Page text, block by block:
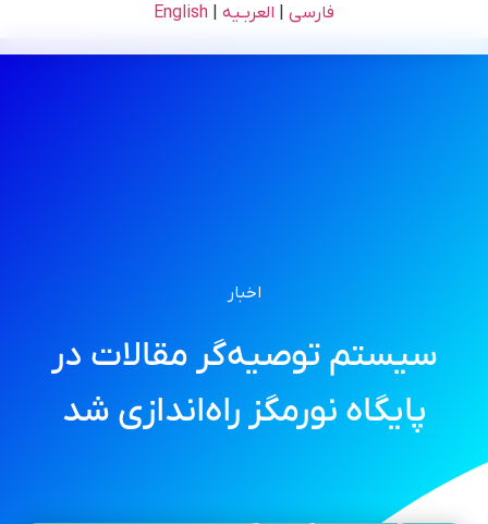
فارسی العربـیه English
اخبار
سیستم توصیه‌گر مقالات در
پایگاه نورمگز راه‌اندازی شد